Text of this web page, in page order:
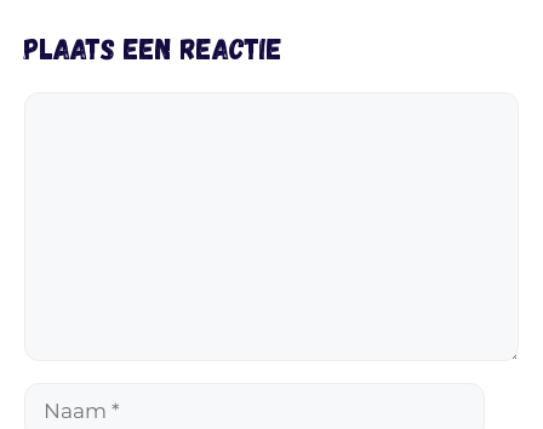
Plaats een reactie
Naam